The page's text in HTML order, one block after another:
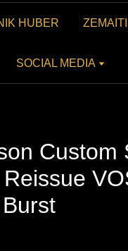
HUBER
SOCIAL MEDIA
Custom